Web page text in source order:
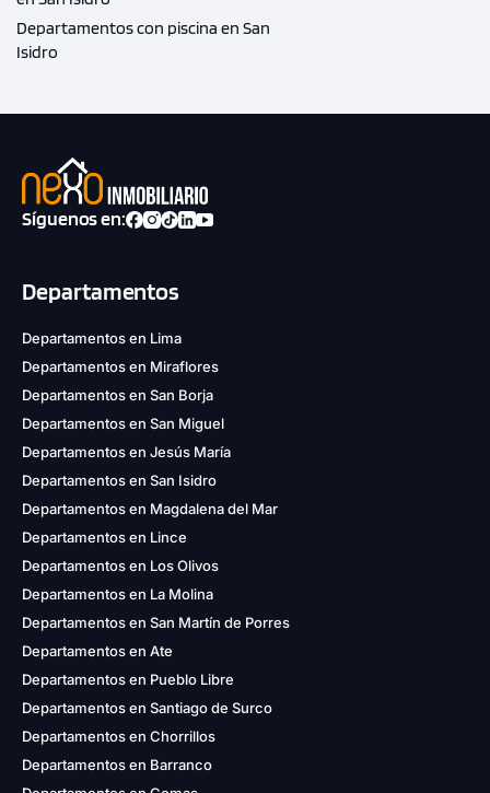
Departamentos con piscina en San
Isidro
Síguenos en:
Departamentos
Departamentos en Lima
Departamentos en Miraflores
Departamentos en San Borja
Departamentos en San Miguel
Departamentos en Jesús María
Departamentos en San Isidro
Departamentos en Magdalena del Mar
Departamentos en Lince
Departamentos en Los Olivos
Departamentos en La Molina
Departamentos en San Martín de Porres
Departamentos en Ate
Departamentos en Pueblo Libre
Departamentos en Santiago de Surco
Departamentos en Chorrillos
Departamentos en Barranco